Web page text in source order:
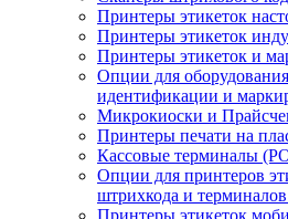
Принтеры этикеток
Принтеры этикеток
Принтеры этикеток и
Опции для
идентификации и
Микрокиоски и
Принтеры печати на
Кассовые терминалы
Опции для принтеров
штрихкода и